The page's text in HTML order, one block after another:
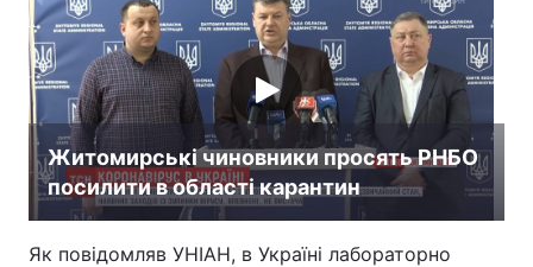
Житомирські чиновники просять РНБО
посилити в області карантин
Як повідомляв УНІАН, в Україні лабораторно